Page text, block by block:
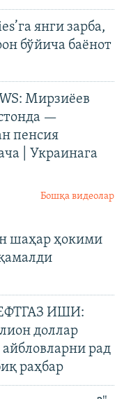
янги зарба,
бўйича баёнот
Мирзиёев
—
пенсия
| Украинага
Бошқа видеолар
шаҳар ҳокими
ИШИ:
доллар
айбловларни рад
раҳбар